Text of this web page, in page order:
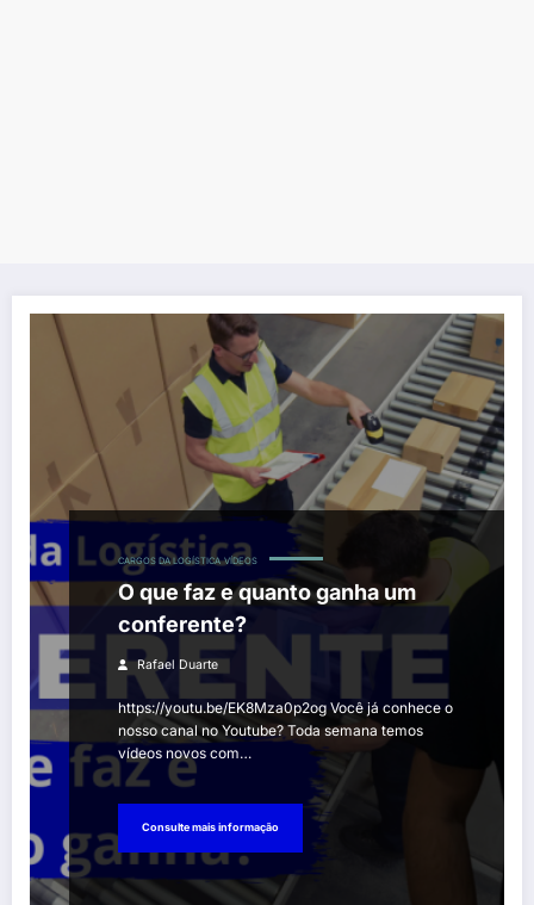
CARGOS DA LOGÍSTICA VÍDEOS
O que faz e quanto ganha um
conferente?
Rafael Duarte
https://youtu.be/EK8Mza0p2og Você já conhece o
nosso canal no Youtube? Toda semana temos
vídeos novos com…
Consulte mais informação